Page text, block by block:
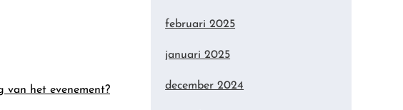
van het evenement?
februari 2025
januari 2025
december 2024